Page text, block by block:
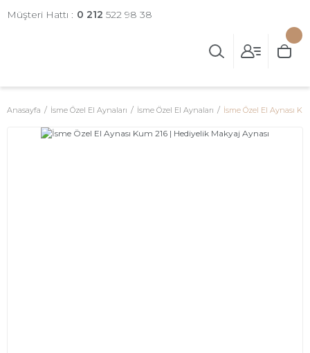
Müşteri Hattı : 0 212 522 98 38
Anasayfa İsme Özel El Aynaları İsme Özel El Aynaları İsme Özel El Aynası